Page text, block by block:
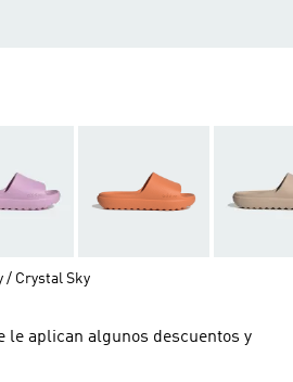
/ Crystal Sky
le aplican algunos descuentos y